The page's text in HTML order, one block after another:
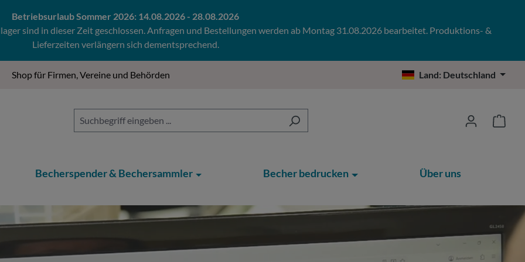
Betriebsurlaub Sommer 2026: 14.08.2026 - 28.08.2026
sind in dieser Zeit geschlossen. Anfragen und Bestellungen werden ab Montag 31.08.2026 bearbeitet. Produktions- &
Lieferzeiten verlängern sich dementsprechend.
Shop für Firmen, Vereine und Behörden Land: Deutschland
Becherspender & Bechersammler Becher bedrucken Über uns